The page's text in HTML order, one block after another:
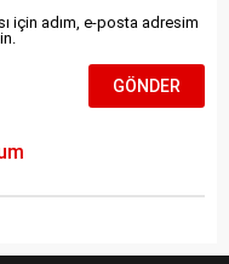
için adım, e-posta adresim